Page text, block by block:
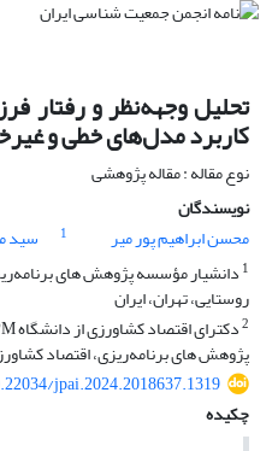
تحلیل وجهه‌نظر و رفتار
کاربرد مدل‌های خطی و
نوع مقاله : مقاله پژوهشی
نویسندگان
محسن ابراهیم پور میر
1 سید
1 دانشیار مؤسسه پژوهش های
روستایی، تهران، ایران
2
پژوهش های برنامه‌ریزی، اقتصاد
jpai.2024.2018637.1319
چکیده